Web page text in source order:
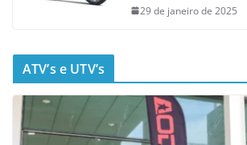
29 de janeiro de 2025
ATV’s e UTV’s